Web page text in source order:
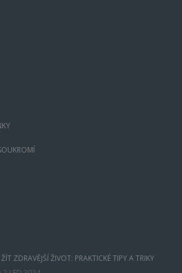
ZDRAVĚJŠÍ ŽIVOT: PRAKTICKÉ TIPY A TRIKY